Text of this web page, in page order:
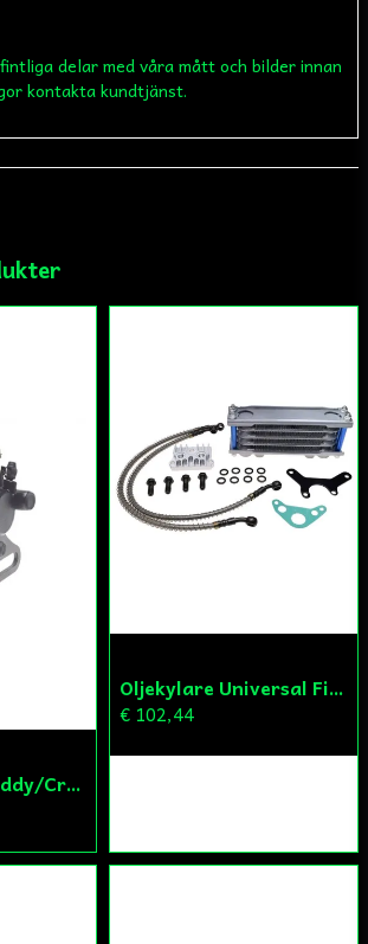
min fråga
Skicka fråga
delar med våra mått och bilder innan
kontakta kundtjänst.
Bromsok Bak Fiddy/Cross
Oljekylare Universal Fiddy/Cross/ATV
€ 102,44